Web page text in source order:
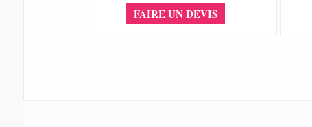
FAIRE UN DEVIS